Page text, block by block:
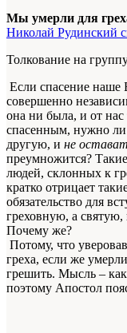
Мы умерли для
Николай Рудинский
Толкование на
Если спасение наше
совершенно
она ни была, и от нас
спасенным, нужно
другую, и не
преумножится?
людей, склонных к
кратко отрицает
обязательство для
греховную, а
Почему же?
Потому, что
греха, если же
грешить. Мысль – как
поэтому Апостол